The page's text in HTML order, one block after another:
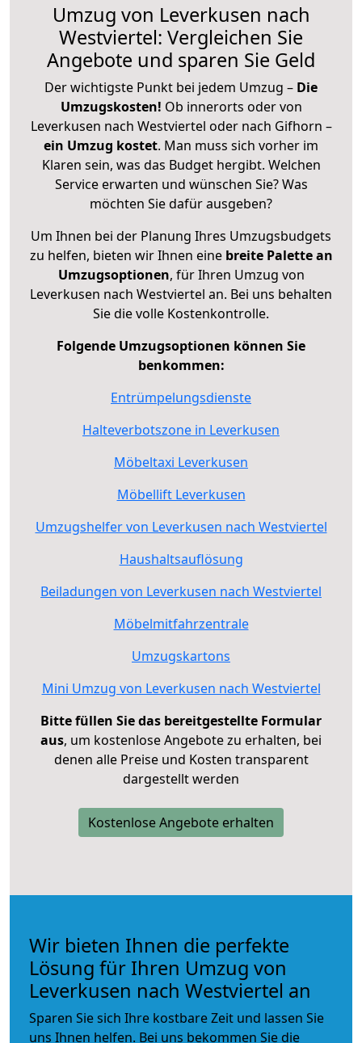
Umzug von Leverkusen nach
Westviertel: Vergleichen Sie
Angebote und sparen Sie Geld
Der wichtigste Punkt bei jedem Umzug – Die
Umzugskosten! Ob innerorts oder von
Leverkusen nach Westviertel oder nach Gifhorn –
ein Umzug kostet. Man muss sich vorher im
Klaren sein, was das Budget hergibt. Welchen
Service erwarten und wünschen Sie? Was
möchten Sie dafür ausgeben?
Um Ihnen bei der Planung Ihres Umzugsbudgets
zu helfen, bieten wir Ihnen eine breite Palette an
Umzugsoptionen, für Ihren Umzug von
Leverkusen nach Westviertel an. Bei uns behalten
Sie die volle Kostenkontrolle.
Folgende Umzugsoptionen können Sie
benkommen:
Entrümpelungsdienste
Halteverbotszone in Leverkusen
Möbeltaxi Leverkusen
Möbellift Leverkusen
Umzugshelfer von Leverkusen nach Westviertel
Haushaltsauflösung
Beiladungen von Leverkusen nach Westviertel
Möbelmitfahrzentrale
Umzugskartons
Mini Umzug von Leverkusen nach Westviertel
Bitte füllen Sie das bereitgestellte Formular
aus, um kostenlose Angebote zu erhalten, bei
denen alle Preise und Kosten transparent
dargestellt werden
Kostenlose Angebote erhalten
Wir bieten Ihnen die perfekte
Lösung für Ihren Umzug von
Leverkusen nach Westviertel an
Sparen Sie sich Ihre kostbare Zeit und lassen Sie
uns Ihnen helfen. Bei uns bekommen Sie die